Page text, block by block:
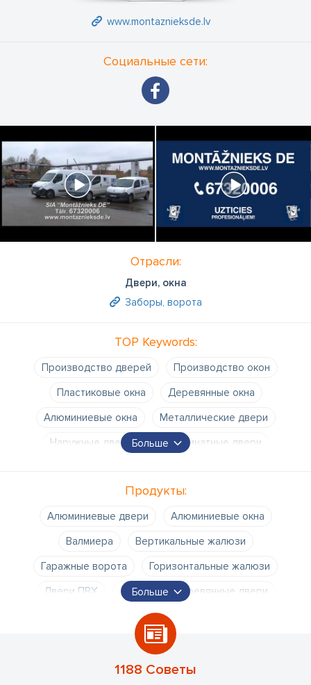
www.montaznieksde.lv
Социальные сети:
Отрасли:
Двери, окна
Заборы, ворота
TOP Keywords:
Производство дверей
Производство окон
Пластиковые окна
Деревянные окна
Алюминиевые окна
Металлические двери
Наружные двери
Межкомнатные двери
Раздвижные двери
Стеклянные двери
Подоконники
Стеклопакеты
Остекление лоджий
Больше
Продукты:
Алюминиевые двери
Алюминиевые окна
Валмиера
Вертикальные жалюзи
Гаражные ворота
Горизонтальные жалюзи
Двери ПВХ
Дверь
Деревянные двери
Добеле
Замена стеклопакетов
Защитные жалюзи
Больше
1188 Советы